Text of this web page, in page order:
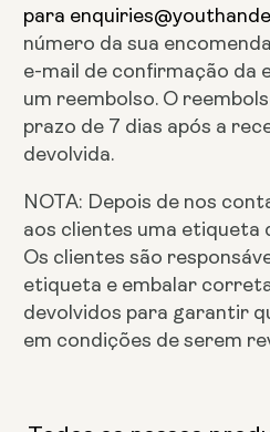
para
número da sua
e-mail de confirmação da
um reembolso. O
prazo de 7 dias após a
devolvida.
NOTA: Depois de nos
aos clientes uma etiqueta
Os clientes são
etiqueta e embalar
devolvidos para garantir
em condições de serem